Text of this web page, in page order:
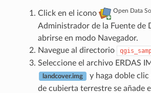
Click en el icono Open Data
Administrador de la Fuente de
abrirse en modo Navegador.
Navegue al directorio
Seleccione el archivo ERDAS
landcover.img
y haga doble clic
de cubierta terrestre se añade